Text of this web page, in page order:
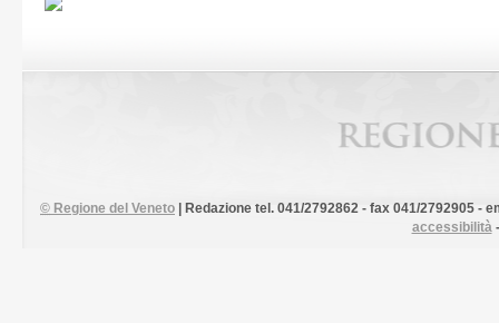
© Regione del Veneto
| Redazione tel. 041/2792862 - fax 041/2792905 -
accessibilità